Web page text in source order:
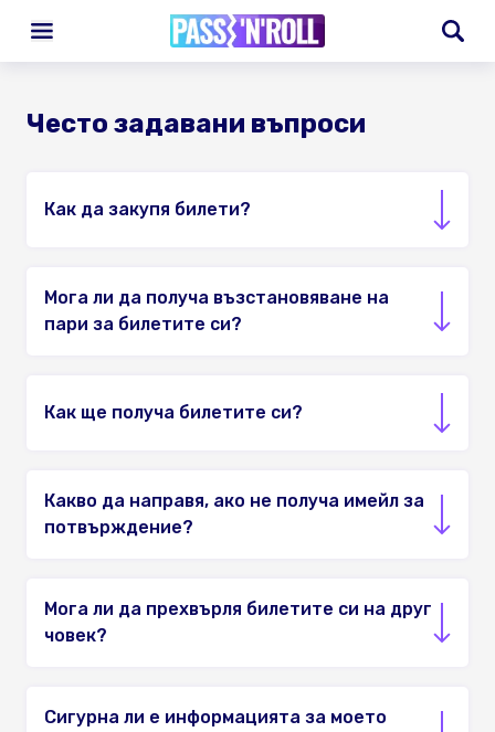
Често задавани въпроси
Как да закупя билети?
Мога ли да получа възстановяване на
пари за билетите си?
Как ще получа билетите си?
Какво да направя, ако не получа имейл за
потвърждение?
Мога ли да прехвърля билетите си на друг
човек?
Сигурна ли е информацията за моето